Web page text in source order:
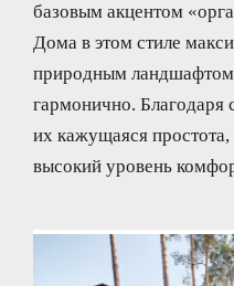
базовым акцентом
Дома в этом стиле
природным ландшафтом
гармонично.
их кажущаяся
высокий уровень